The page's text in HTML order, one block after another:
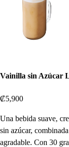
Vainilla sin Azúcar
₡5,900
Una bebida suave,
sin azúcar,
agradable. Con 30